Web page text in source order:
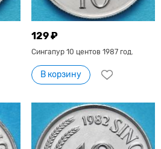
129 ₽
Сингапур 10 центов 1987 год.
В корзину